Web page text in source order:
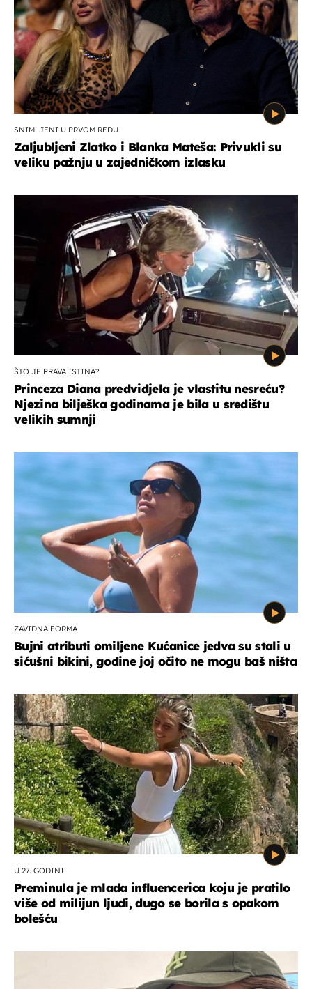
SNIMLJENI U PRVOM REDU
Zaljubljeni Zlatko i Blanka Mateša: Privukli su
veliku pažnju u zajedničkom izlasku
ŠTO JE PRAVA ISTINA?
Princeza Diana predvidjela je vlastitu nesreću?
Njezina bilješka godinama je bila u središtu
velikih sumnji
ZAVIDNA FORMA
Bujni atributi omiljene Kućanice jedva su stali u
sićušni bikini, godine joj očito ne mogu baš ništa
U 27. GODINI
Preminula je mlada influencerica koju je pratilo
više od milijun ljudi, dugo se borila s opakom
bolešću